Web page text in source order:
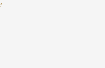
capoeira/peixe/frango